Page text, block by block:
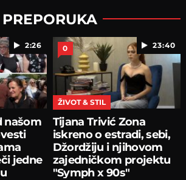
PREPORUKA
2:26
našom
jedne
23:40
0
ŽIVOT & STIL
Tijana Trivić Zona
iskreno o estradi, sebi,
Džordžiju i njihovom
zajedničkom projektu
"Symph x 90s"